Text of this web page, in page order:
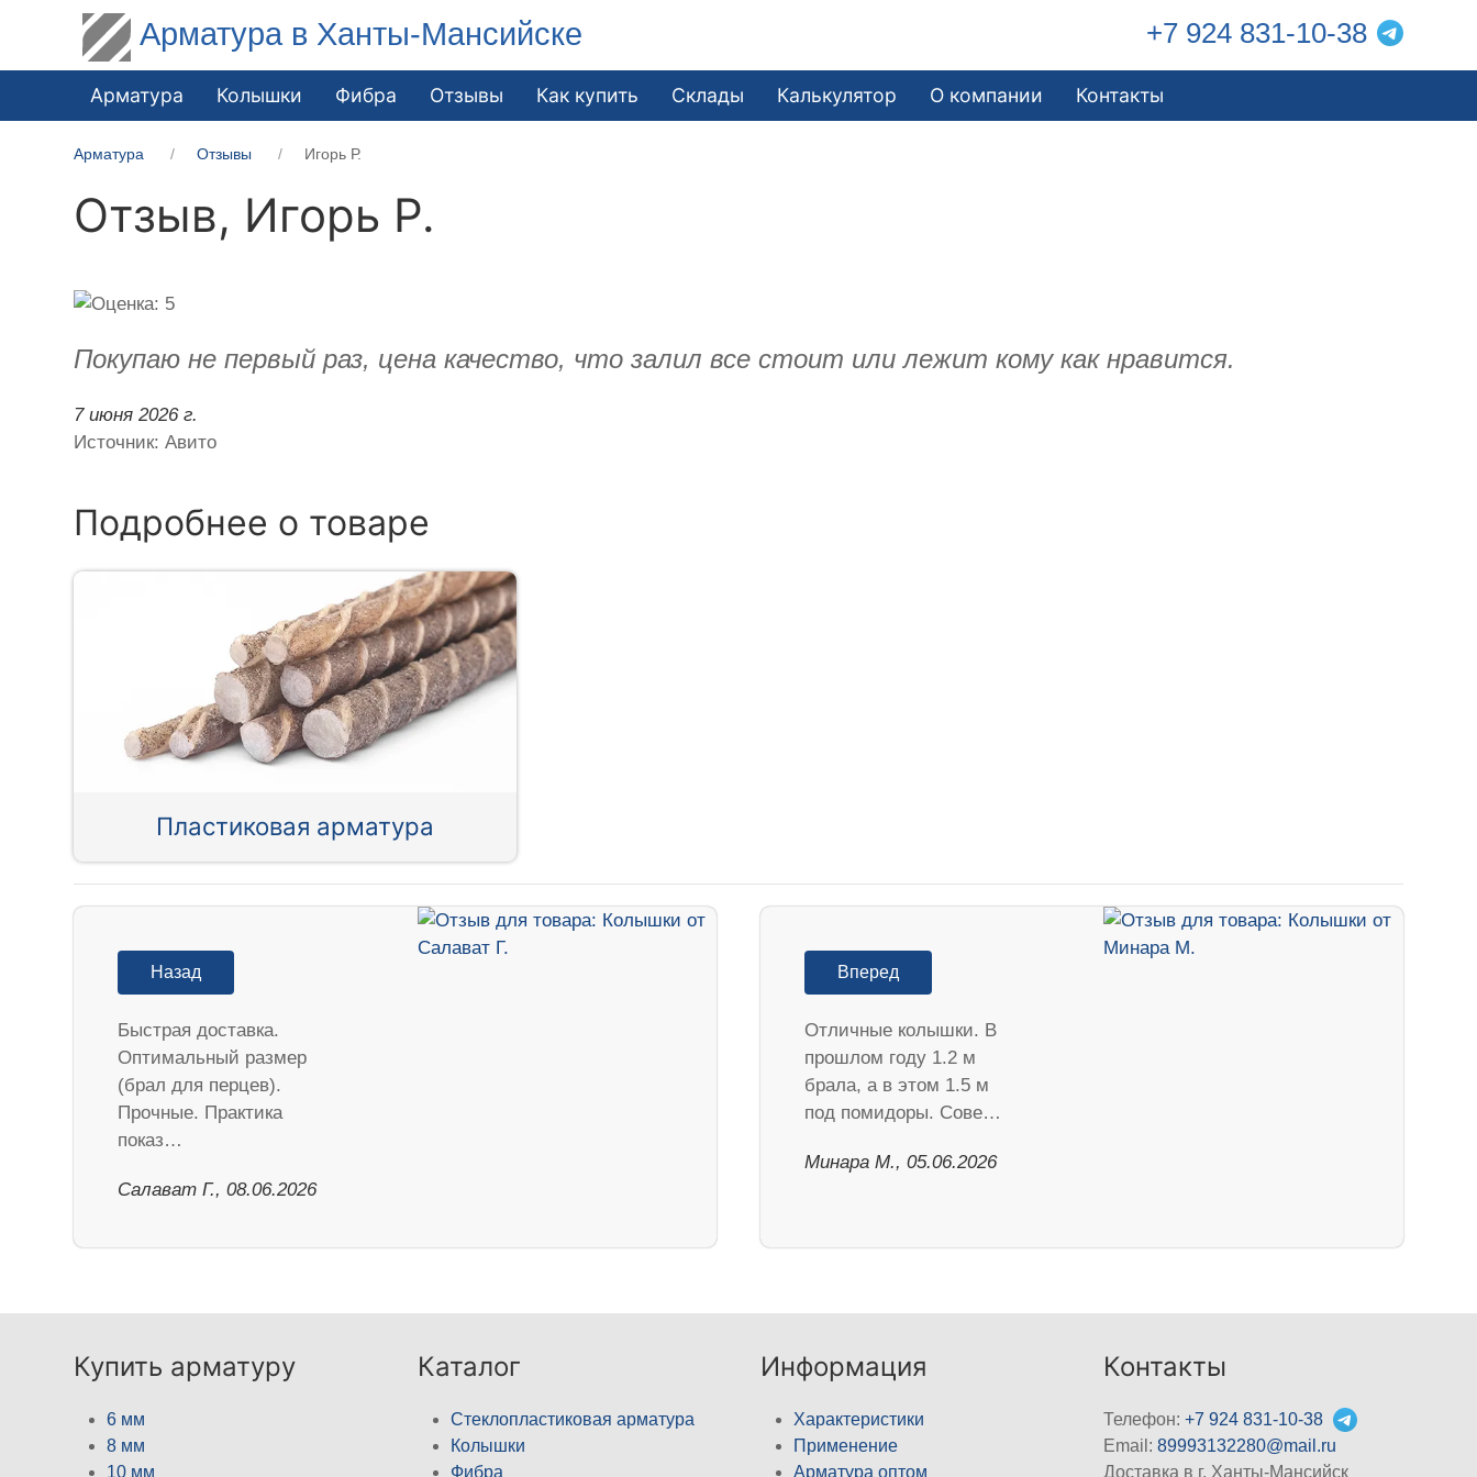
Арматура в Ханты-Мансийске +7 924 831-10-38
Арматура Колышки Фибра Отзывы Как купить Склады Калькулятор О компании Контакты
Арматура Отзывы Игорь Р.
Отзыв, Игорь Р.
Покупаю не первый раз, цена качество, что залил все стоит или лежит кому как нравится.
7 июня 2026 г.
Источник: Авито
Подробнее о товаре
Пластиковая арматура
Назад
Быстрая доставка.
Оптимальный размер
(брал для перцев).
Прочные. Практика
показ…
Салават Г., 08.06.2026
Вперед
Отличные колышки. В
прошлом году 1.2 м
брала, а в этом 1.5 м
под помидоры. Сове…
Минара М., 05.06.2026
Купить арматуру
6 мм
8 мм
10 мм
Каталог
Стеклопластиковая арматура
Колышки
Фибра
Информация
Характеристики
Применение
Арматура оптом
Контакты
Телефон:+7 924 831-10-38
Email:89993132280@mail.ru
Доставка в г. Ханты-Мансийск